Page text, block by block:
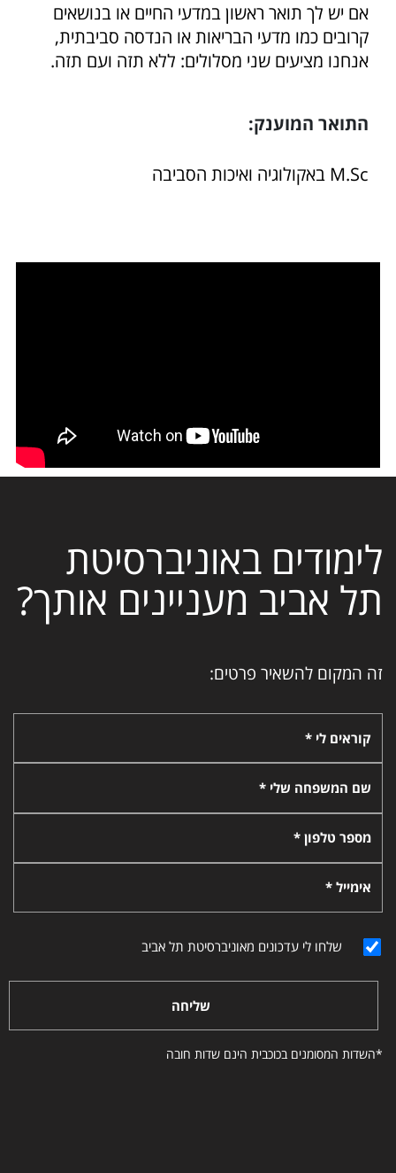
אם יש לך תואר ראשון במדעי החיים או בנושאים
קרובים כמו מדעי הבריאות או הנדסה סביבתית,
אנחנו מציעים שני מסלולים: ללא תזה ועם תזה.
התואר המוענק:
M.Sc באקולוגיה ואיכות הסביבה
לימודים באוניברסיטת
תל אביב מעניינים אותך?
זה המקום להשאיר פרטים:
קוראים לי *
שם המשפחה שלי *
מספר טלפון *
אימייל *
שלחו לי עדכונים מאוניברסיטת תל אביב
שליחה
*השדות המסומנים בכוכבית הינם שדות חובה